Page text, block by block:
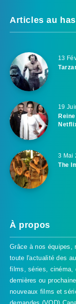
Articles au
13
19
3 Mai
The
À propos
Grâce à nos équipes,
toute l'actualité des
films, séries, cinéma,
dernières ou
nouveaux films et